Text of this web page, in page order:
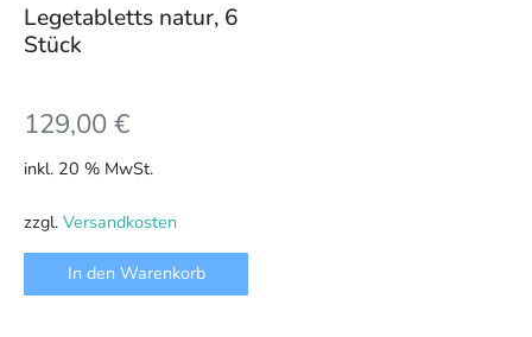
Legetabletts natur, 6
Stück
129,00€
inkl. 20 % MwSt.
zzgl. Versandkosten
In den Warenkorb